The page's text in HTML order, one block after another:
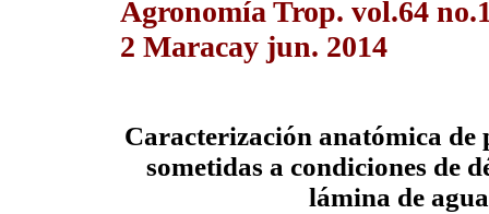
Agronomía Trop. vol.64
2 Maracay jun. 2014
Caracterización anatómica de
sometidas a condiciones de
lámina de agua